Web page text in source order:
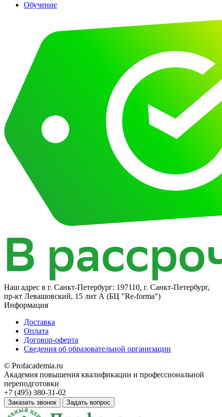
Обучение
Наш адрес в г. Санкт-Петербург: 197110, г. Санкт-Петербург,
пр-кт Левашовский, 15 лит А (БЦ "Re-forma")
Информация
Доставка
Оплата
Договор-оферта
Сведения об образовательной организации
© Profacademia.ru
Академия повышения квалификации и профессиональной
переподготовки
+7 (495) 380-31-02
Заказать звонок Задать вопрос